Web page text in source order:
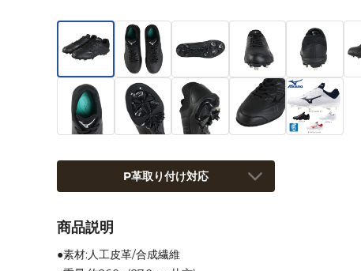
P革取り付け対応
商品説明
●素材:人工皮革/合成繊維